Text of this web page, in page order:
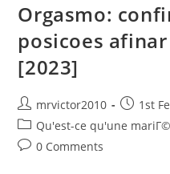
Orgasmo:
posicoes
[2023]
Post
author:
mrvictor2010
Post1st
Post
category:
Qu'est-ce qu'une
Post0 Comments